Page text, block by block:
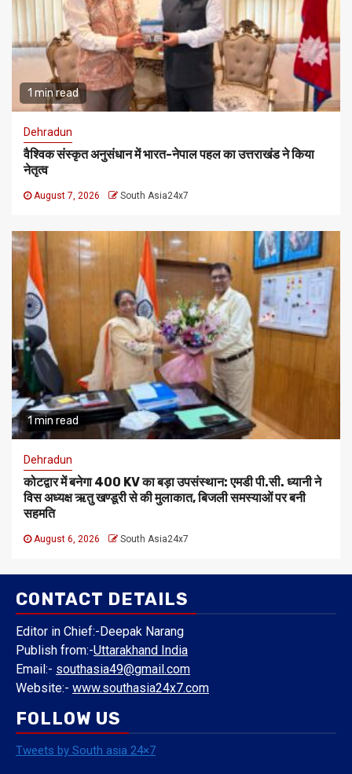
1 min read
Dehradun
वैश्विक संस्कृत अनुसंधान में भारत-नेपाल पहल का उत्तराखंड ने किया
नेतृत्व
August 7, 2026 South Asia24x7
1 min read
Dehradun
कोटद्वार में बनेगा 400 KV का बड़ा उपसंस्थान: एमडी पी.सी. ध्यानी ने
विस अध्यक्ष ऋतु खण्डूरी से की मुलाकात, बिजली समस्याओं पर बनी
सहमति
August 6, 2026 South Asia24x7
CONTACT DETAILS
Editor in Chief:-Deepak Narang
Publish from:-Uttarakhand India
Email:- southasia49@gmail.com
Website:- www.southasia24x7.com
FOLLOW US
Tweets by South asia 24×7